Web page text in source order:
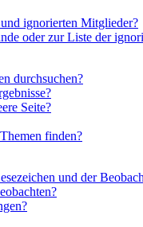
ignorierten Mitglieder?
oder zur Liste der
durchsuchen?
Seite?
finden?
und der